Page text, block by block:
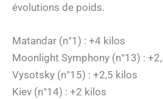
évolutions de poids.
Matandar (n°1) : +4 kilos
Moonlight Symphony (n°13) :
Vysotsky (n°15) : +2,5 kilos
Kiev (n°14) : +2 kilos